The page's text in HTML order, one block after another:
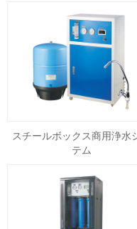
スチールボックス商用浄水
テム